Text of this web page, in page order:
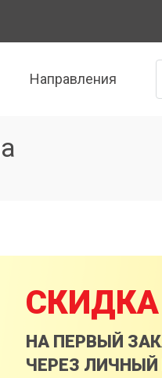
Направления
СКИДКА
НА ПЕРВЫЙ
ЧЕРЕЗ ЛИЧНЫЙ